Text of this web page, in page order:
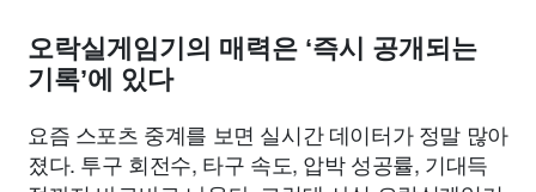
오락실게임기의 매력은 ‘즉시 공개되는
기록’에 있다
요즘 스포츠 중계를 보면 실시간 데이터가 정말 많아
졌다. 투구 회전수, 타구 속도, 압박 성공률, 기대득